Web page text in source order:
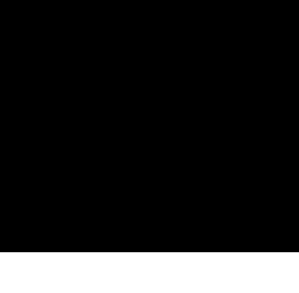
и Международное